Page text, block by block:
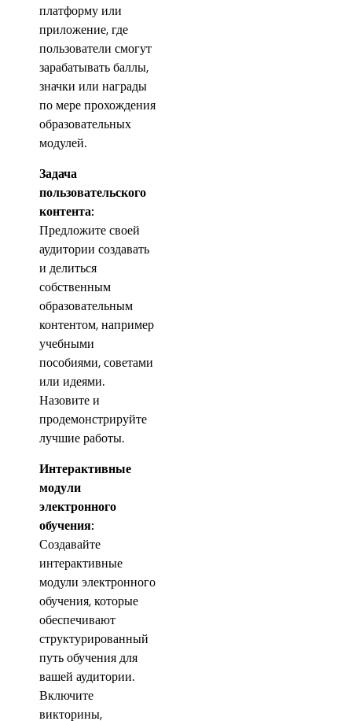
платформу или
приложение, где
пользователи смогут
зарабатывать баллы,
значки или награды
по мере прохождения
образовательных
модулей.
Задача
пользовательского
контента:
Предложите своей
аудитории создавать
и делиться
собственным
образовательным
контентом, например
учебными
пособиями, советами
или идеями.
Назовите и
продемонстрируйте
лучшие работы.
Интерактивные
модули
электронного
обучения:
Создавайте
интерактивные
модули электронного
обучения, которые
обеспечивают
структурированный
путь обучения для
вашей аудитории.
Включите
викторины,